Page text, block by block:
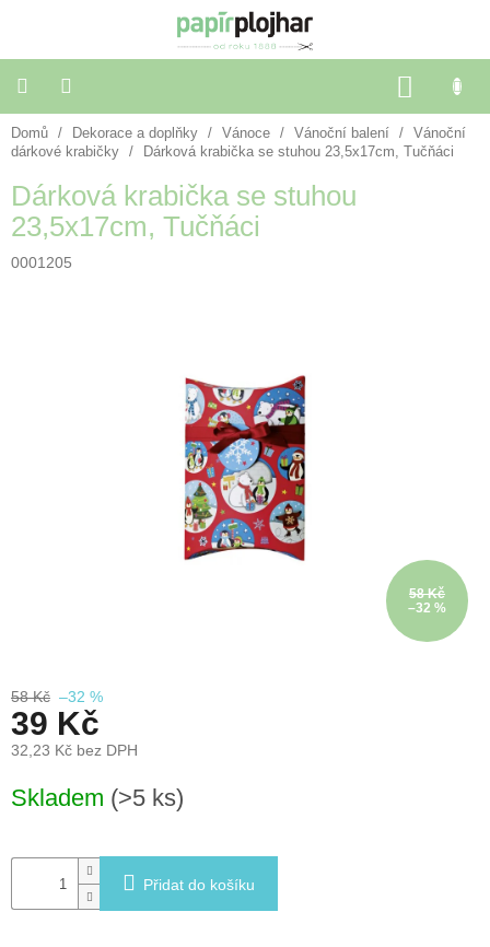
KOŠÍK
Balení
dárků
Dekorace
a
doplňky
Novinky
Domů / Dekorace a doplňky / Vánoce / Vánoční balení /
Vánoční
dárkové krabičky
/ Dárková krabička se stuhou 23,5x17cm, Tučňáci
Dárková krabička se stuhou
23,5x17cm, Tučňáci
0001205
58 Kč
–32 %
58 Kč –32 %
39 Kč
32,23 Kč bez DPH
cena:
Skladem (>5 ks)
Přidat do košíku